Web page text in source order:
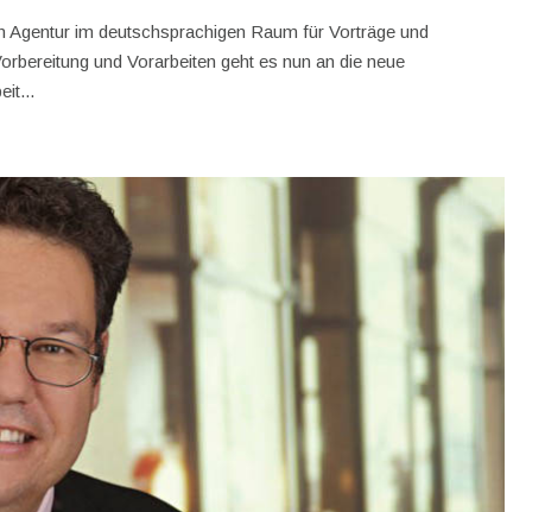
im deutschsprachigen Raum für Vorträge und
und Vorarbeiten geht es nun an die neue